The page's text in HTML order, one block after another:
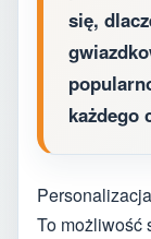
się,
każdego
To możliwość